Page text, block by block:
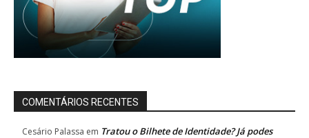
COMENTÁRIOS RECENTES
Cesário Palassa em Tratou o Bilhete de Identidade? Já podes